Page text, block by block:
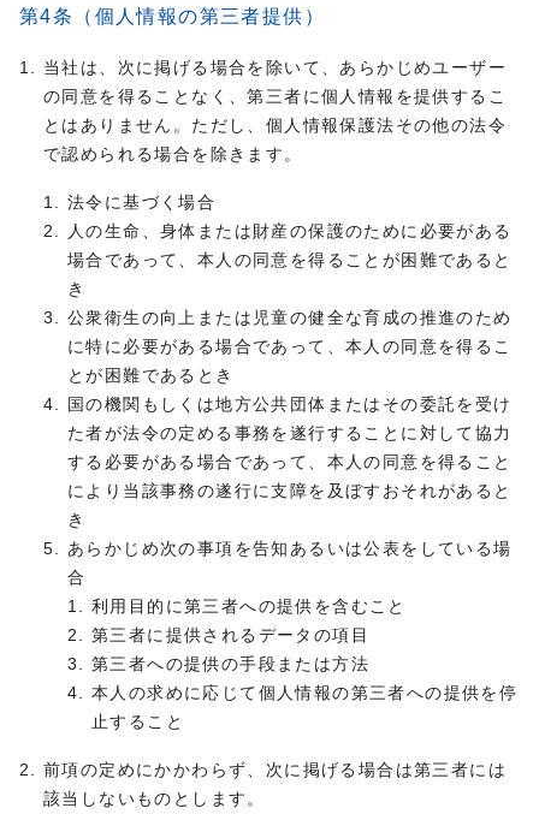
第4条（個人情報の第三者提供）
当社は、次に掲げる場合を除いて、あらかじめユーザー
の同意を得ることなく、第三者に個人情報を提供するこ
とはありません。ただし、個人情報保護法その他の法令
で認められる場合を除きます。
法令に基づく場合
人の生命、身体または財産の保護のために必要がある
場合であって、本人の同意を得ることが困難であると
き
公衆衛生の向上または児童の健全な育成の推進のため
に特に必要がある場合であって、本人の同意を得るこ
とが困難であるとき
国の機関もしくは地方公共団体またはその委託を受け
た者が法令の定める事務を遂行することに対して協力
する必要がある場合であって、本人の同意を得ること
により当該事務の遂行に支障を及ぼすおそれがあると
き
あらかじめ次の事項を告知あるいは公表をしている場
合
利用目的に第三者への提供を含むこと
第三者に提供されるデータの項目
第三者への提供の手段または方法
本人の求めに応じて個人情報の第三者への提供を停
止すること
前項の定めにかかわらず、次に掲げる場合は第三者には
該当しないものとします。